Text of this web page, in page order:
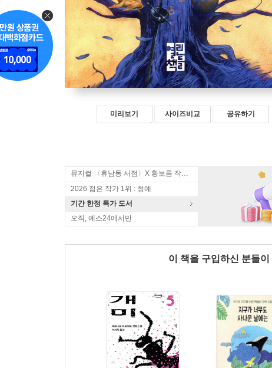
미리보기 사이즈비교 공유하기
뮤지컬 〈휴남동 서점〉X 황보름 작가 북토크
2026 젊은 작가 1위 : 청예
기간 한정 특가 도서
오직, 예스24에서만
이 책을 구입하신 분들이